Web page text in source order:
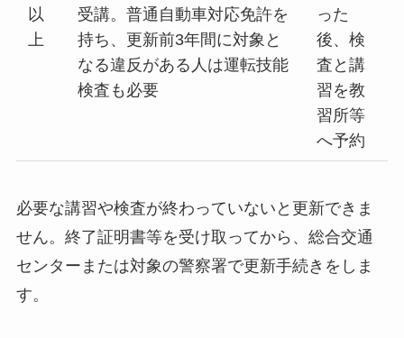
以
上
受講。普通自動車対応免許を
持ち、更新前3年間に対象と
なる違反がある人は運転技能
検査も必要
った
後、検
査と講
習を教
習所等
へ予約
必要な講習や検査が終わっていないと更新できま
せん。終了証明書等を受け取ってから、総合交通
センターまたは対象の警察署で更新手続きをしま
す。